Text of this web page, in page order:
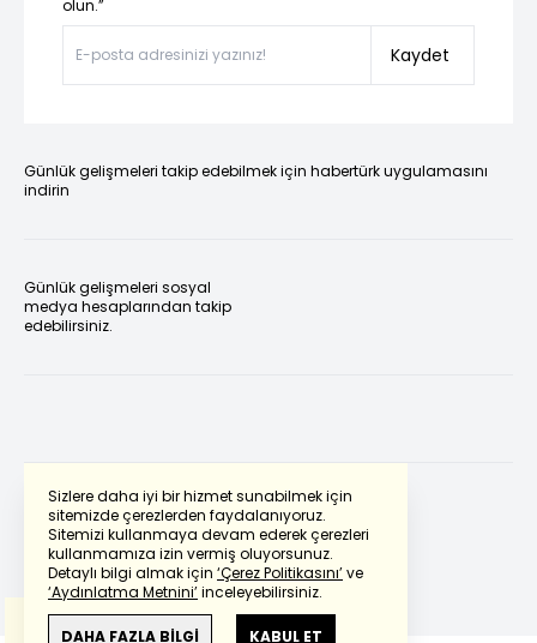
Sizlere daha iyi bir hizmet sunabilmek için
sitemizde çerezlerden faydalanıyoruz.
Sitemizi kullanmaya devam ederek çerezleri
kullanmamıza izin vermiş oluyorsunuz.
Detaylı bilgi almak için ‘Çerez Politikasını’ve
‘Aydınlatma Metnini’inceleyebilirsiniz.
DAHA FAZLA BİLGİ KABUL ET
olun.”
Kaydet
Günlük gelişmeleri takip edebilmek için habertürk uygulamasını
indirin
Günlük gelişmeleri sosyal
medya hesaplarından takip
edebilirsiniz.
Powered by Translate
Bu çevirideGoogle Transletekullanılmıştır.
Anlam ve çeviri hatalarından
haberturk.com